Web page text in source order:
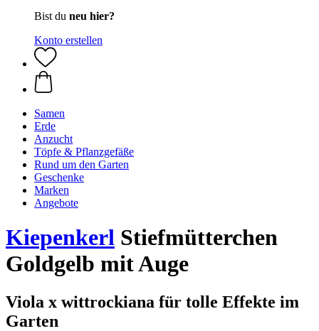
Bist du neu hier?
Konto erstellen
Samen
Erde
Anzucht
Töpfe & Pflanzgefäße
Rund um den Garten
Geschenke
Marken
Angebote
Kiepenkerl Stiefmütterchen
Goldgelb mit Auge
Viola x wittrockiana für tolle Effekte im
Garten